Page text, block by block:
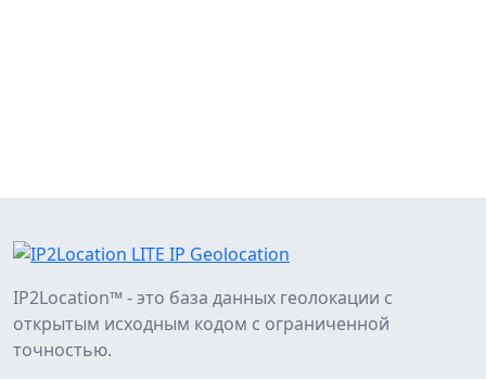
IP2Location™ - это база данных геолокации с
открытым исходным кодом с ограниченной
точностью.